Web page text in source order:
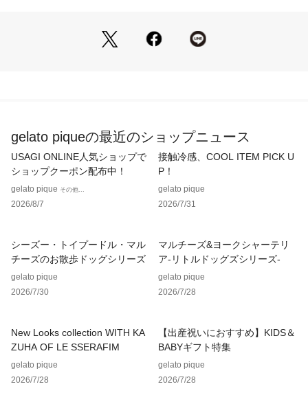
またパソコン・スマートフォンなどの環境により、若干製品と
gelato piqueの最近のショップニュース
USAGI ONLINE人気ショップで
ショップクーポン配布中！
gelato pique その他...
2026/8/7
接触冷感、COOL ITEM PICK U
P！
gelato pique
2026/7/31
シーズー・トイプードル・マル
チーズのお散歩ドッグシリーズ
gelato pique
2026/7/30
マルチーズ&ヨークシャーテリ
ア-リトルドッグズシリーズ-
gelato pique
2026/7/28
New Looks collection WITH KA
ZUHA OF LE SSERAFIM
gelato pique
2026/7/28
【出産祝いにおすすめ】KIDS＆
BABYギフト特集
gelato pique
2026/7/28